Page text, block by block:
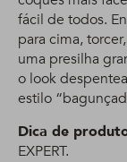
fácil de todos.
para cima,
uma presilha
o look
estilo
Dica de
EXPERT.